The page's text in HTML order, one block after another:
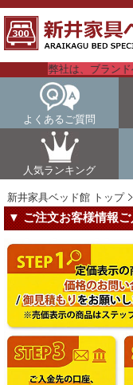
弊社は、ブランドベ
よくあるご質問
人気ランキング
新井家具ベッド館 トップ
▼ ご注文お客様情報